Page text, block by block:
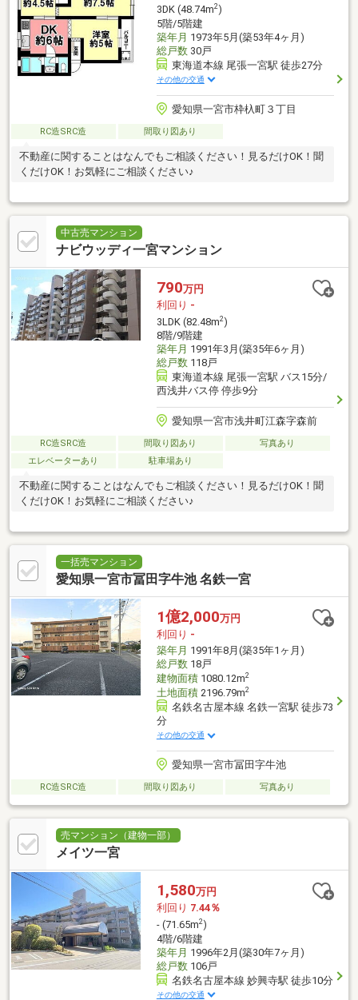
3DK (48.74m2)
5階/5階建
築年月 1973年5月(築53年4ヶ月)
総戸数30戸
東海道本線 尾張一宮駅 徒歩27分
その他の交通
愛知県一宮市枠杁町３丁目
RC造SRC造 間取り図あり
不動産に関することはなんでもご相談ください！見るだけOK！聞
くだけOK！お気軽にご相談ください♪
中古売マンション
ナビウッディ一宮マンション
790万円
利回り -
3LDK (82.48m2)
8階/9階建
築年月 1991年3月(築35年6ヶ月)
総戸数118戸
東海道本線 尾張一宮駅 バス15分/
西浅井バス停 停歩9分
愛知県一宮市浅井町江森字森前
RC造SRC造 間取り図あり
写真あり
エレベーターあり
駐車場あり
不動産に関することはなんでもご相談ください！見るだけOK！聞
くだけOK！お気軽にご相談ください♪
一括売マンション
愛知県一宮市冨田字牛池 名鉄一宮
1億2,000万円
利回り -
築年月 1991年8月(築35年1ヶ月)
総戸数18戸
建物面積1080.12m2
土地面積2196.79m2
名鉄名古屋本線 名鉄一宮駅 徒歩73
分
その他の交通
愛知県一宮市冨田字牛池
RC造SRC造 間取り図あり 写真あり
売マンション（建物一部）
メイツ一宮
1,580万円
利回り 7.44％
- (71.65m2)
4階/6階建
築年月 1996年2月(築30年7ヶ月)
総戸数106戸
名鉄名古屋本線 妙興寺駅 徒歩10分
その他の交通